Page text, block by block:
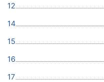
12
14
15
16
17